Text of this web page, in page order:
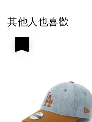
其他人也喜歡